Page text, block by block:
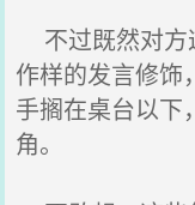
不过既然对方
作样的发言修饰
手搁在桌台以下
角。